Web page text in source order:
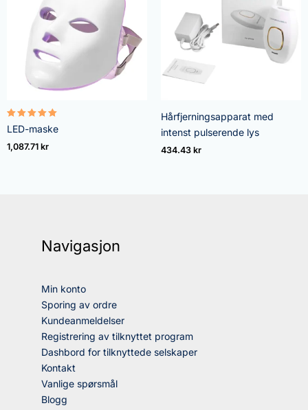
Vurdert
5.00
av 5
LED-maske
1,087.71 kr
Hårfjerningsapparat med
intenst pulserende lys
434.43 kr
Navigasjon
Min konto
Sporing av ordre
Kundeanmeldelser
Registrering av tilknyttet program
Dashbord for tilknyttede selskaper
Kontakt
Vanlige spørsmål
Blogg